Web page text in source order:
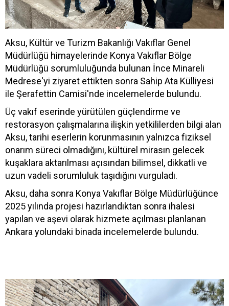
Aksu, Kültür ve Turizm Bakanlığı Vakıflar Genel
Müdürlüğü himayelerinde Konya Vakıflar Bölge
Müdürlüğü sorumluluğunda bulunan İnce Minareli
Medrese'yi ziyaret ettikten sonra Sahip Ata Külliyesi
ile Şerafettin Camisi'nde incelemelerde bulundu.
Üç vakıf eserinde yürütülen güçlendirme ve
restorasyon çalışmalarına ilişkin yetkililerden bilgi alan
Aksu, tarihi eserlerin korunmasının yalnızca fiziksel
onarım süreci olmadığını, kültürel mirasın gelecek
kuşaklara aktarılması açısından bilimsel, dikkatli ve
uzun vadeli sorumluluk taşıdığını vurguladı.
Aksu, daha sonra Konya Vakıflar Bölge Müdürlüğünce
2025 yılında projesi hazırlandıktan sonra ihalesi
yapılan ve aşevi olarak hizmete açılması planlanan
Ankara yolundaki binada incelemelerde bulundu.